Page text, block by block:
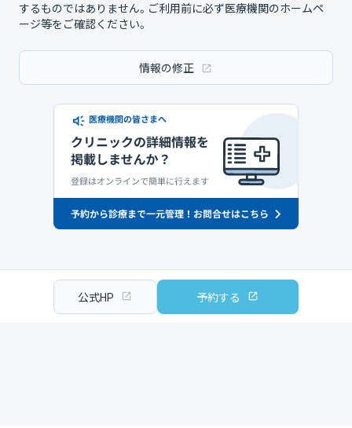
するものではありません。ご利用前に必ず医療機関のホームペ
ージ等をご確認ください。
情報の修正
公式HP 予約する